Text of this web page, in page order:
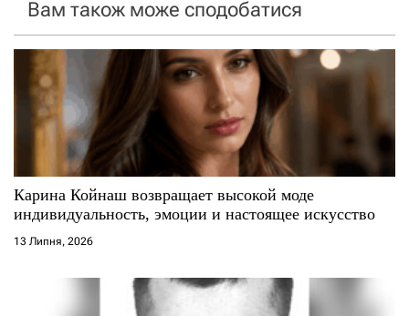
а
п
с
і
в
Вам також може сподобатися
Карина Койнаш возвращает высокой моде
индивидуальность, эмоции и настоящее искусство
13 Липня, 2026